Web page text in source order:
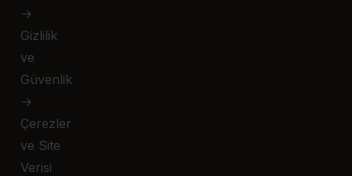
→
Gizlilik
ve
Güvenlik
→
Çerezler
ve Site
Verisi